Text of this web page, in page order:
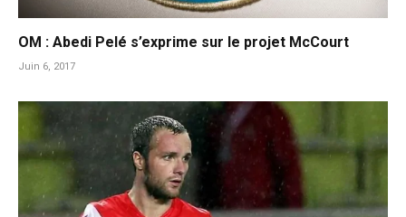
OM : Abedi Pelé s’exprime sur le projet McCourt
Juin 6, 2017